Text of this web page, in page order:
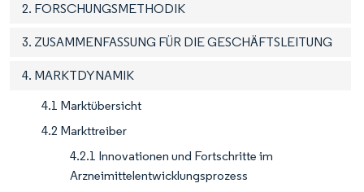
2. FORSCHUNGSMETHODIK
3. ZUSAMMENFASSUNG FÜR DIE GESCHÄFTSLEITUNG
4. MARKTDYNAMIK
4.1 Marktübersicht
4.2 Markttreiber
4.2.1 Innovationen und Fortschritte im
Arzneimittelentwicklungsprozess